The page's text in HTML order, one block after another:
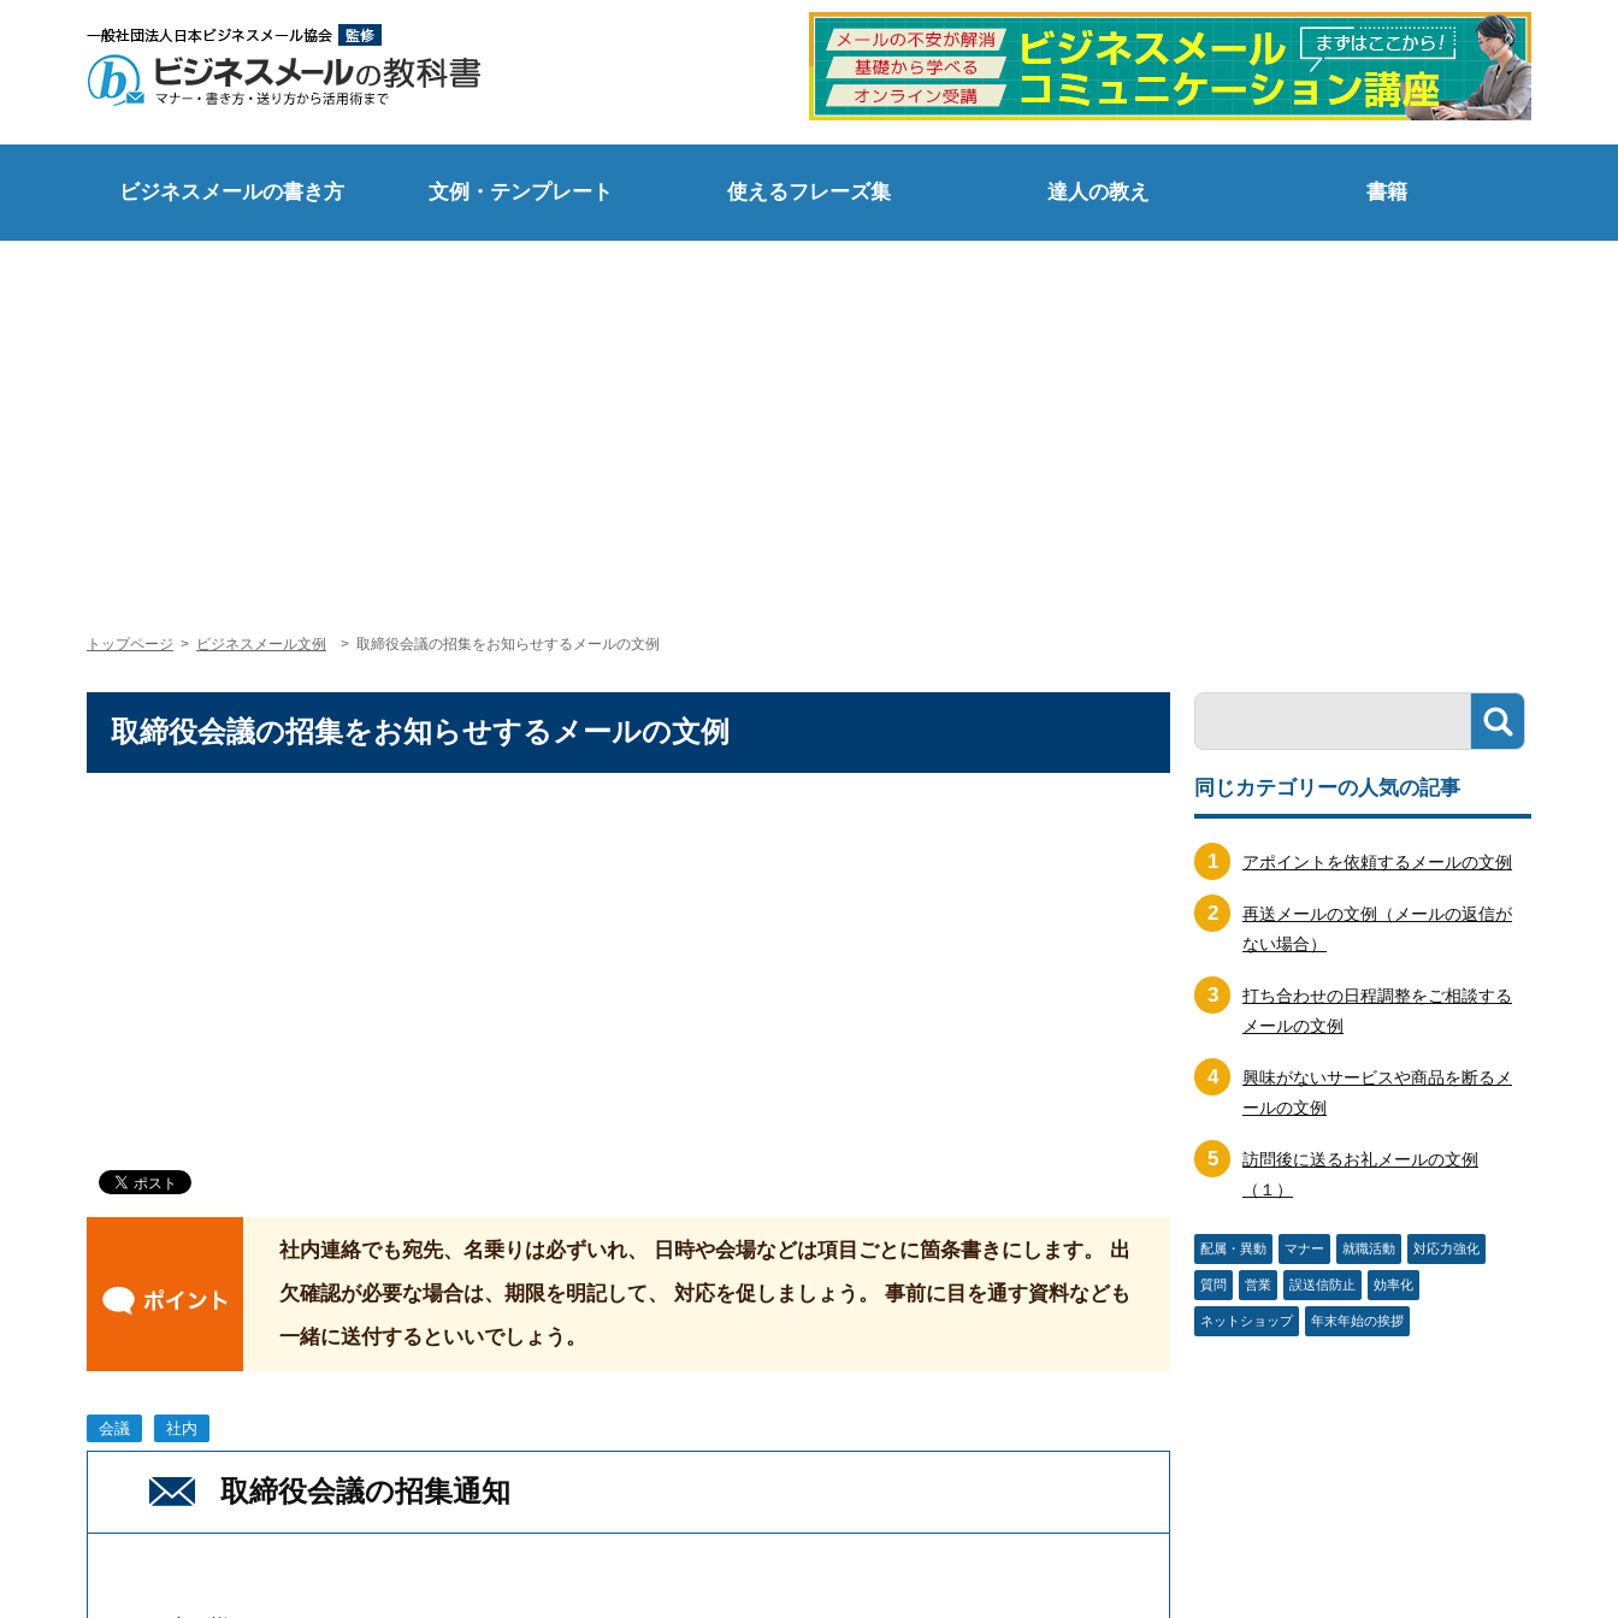
ビジネスメールの書き方 文例・テンプレート 使えるフレーズ集 達人の教え 書籍
トップページ > ビジネスメール文例 > 取締役会議の招集をお知らせするメールの文例
取締役会議の招集をお知らせするメールの文例
社内連絡でも宛先、名乗りは必ずいれ、 日時や会場などは項目ごとに箇条書きにします。 出
欠確認が必要な場合は、期限を明記して、 対応を促しましょう。 事前に目を通す資料なども
一緒に送付するといいでしょう。
会議 社内
取締役会議の招集通知
同じカテゴリーの人気の記事
1 アポイントを依頼するメールの文例
2
再送メールの文例（メールの返信が
ない場合）
3
打ち合わせの日程調整をご相談する
メールの文例
4
興味がないサービスや商品を断るメ
ールの文例
5
訪問後に送るお礼メールの文例
（１）
配属・異動 マナー 就職活動 対応力強化
質問 営業 誤送信防止 効率化
ネットショップ 年末年始の挨拶